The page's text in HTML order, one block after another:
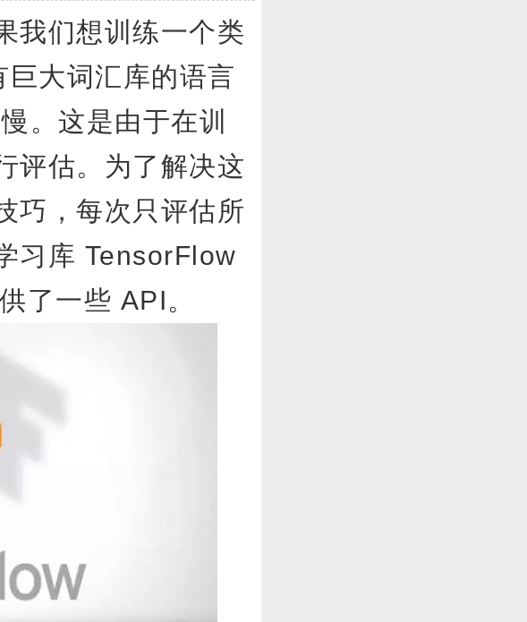
们想训练一个类
大词汇库的语言
。这是由于在训
评估。为了解决这
巧，每次只评估所
习库 TensorFlow
了一些 API。